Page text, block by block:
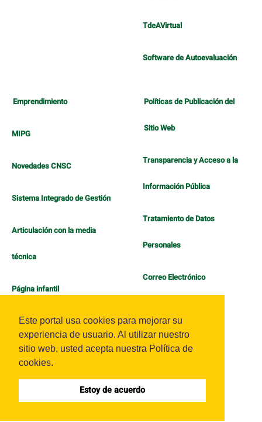
Este portal usa cookies para mejorar su
experiencia de usuario. Al utilizar nuestro
sitio web, usted acepta nuestra Política de
cookies.
Estoy de acuerdo
TdeAVirtual
Software de Autoevaluación
Emprendimiento
MIPG
Novedades CNSC
Sistema Integrado de Gestión
Articulación con la media
técnica
Página infantil
Políticas de Publicación del
Sitio Web
Transparencia y Acceso a la
Información Pública
Tratamiento de Datos
Personales
Correo Electrónico